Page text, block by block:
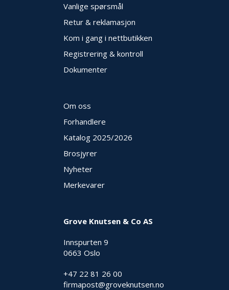
Vanlige spørsmål
Retur & reklamasjon
Kom i gang i nettbutikken
Registrering & kontroll
Dokumenter
Om oss
Forhandlere
Katalog 2025/2026
Brosjyrer
Nyheter
Merkevarer
Grove Knutsen & Co AS
Innspurten 9
0663 Oslo
+47 22 81 26 00
firmapost@groveknutsen.no